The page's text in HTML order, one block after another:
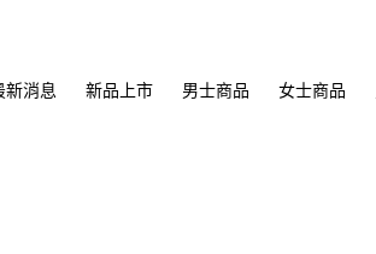
新消息 新品上市 男士商品 女士商品